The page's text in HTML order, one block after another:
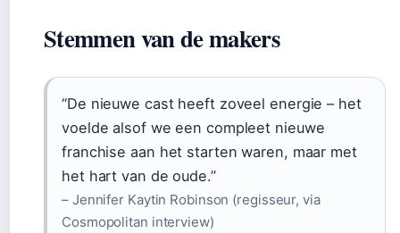
Stemmen van de makers
“De nieuwe cast heeft zoveel energie – het
voelde alsof we een compleet nieuwe
franchise aan het starten waren, maar met
het hart van de oude.”
– Jennifer Kaytin Robinson (regisseur, via
Cosmopolitan interview)